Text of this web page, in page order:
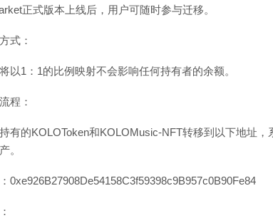
正式版本上线后，用户可随时参与迁移。
式：
以1：1的比例映射不会影响任何持有者的余额。
程：
有的KOLOToken和KOLOMusic-NFT转移到以下地址
。
0xe926B27908De54158C3f59398c9B957c0B90Fe84